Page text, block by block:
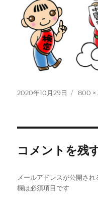
投
2020年10月29日
フ
800 ×
コメントを残
メールアドレスが公開され
欄は必須項目です